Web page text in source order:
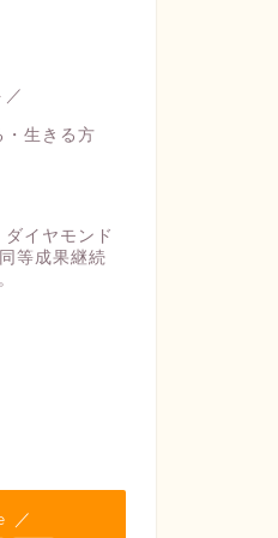
／
・生きる方
ダイヤモンド
等成果継続
／